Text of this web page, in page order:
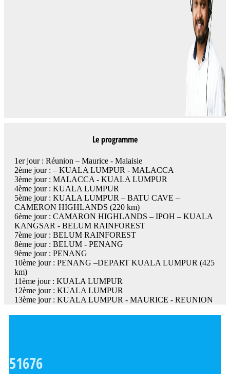
Le programme
1er jour : Réunion – Maurice - Malaisie
2ème jour : – KUALA LUMPUR - MALACCA
3ème jour : MALACCA - KUALA LUMPUR
4ème jour : KUALA LUMPUR
5ème jour : KUALA LUMPUR – BATU CAVE –
CAMERON HIGHLANDS (220 km)
6ème jour : CAMARON HIGHLANDS – IPOH – KUALA
KANGSAR - BELUM RAINFOREST
7ème jour : BELUM RAINFOREST
8ème jour : BELUM - PENANG
9ème jour : PENANG
10ème jour : PENANG –DEPART KUALA LUMPUR (425
km)
11ème jour : KUALA LUMPUR
12ème jour : KUALA LUMPUR
13ème jour : KUALA LUMPUR - MAURICE - REUNION
51676